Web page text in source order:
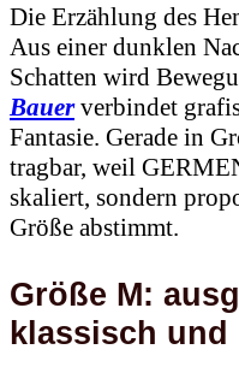
Die Erzählung des
Aus einer dunklen
Schatten wird
Bauerverbindet
Fantasie. Gerade in
tragbar, weil
skaliert, sondern
Größe abstimmt.
Größe M:
klassisch